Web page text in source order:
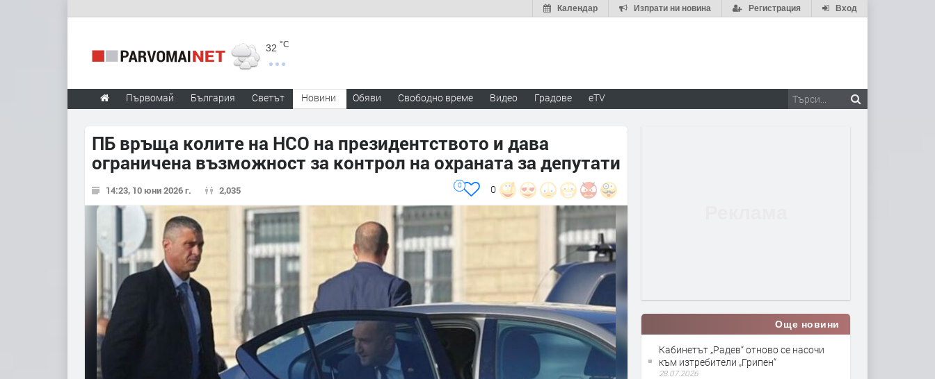
Вход
Регистрация
Изпрати ни новина
Календар
32 °C
Първомай България Светът Новини Обяви Свободно време Видео Градове eTV
ПБ връща колите на НСО на президентството и дава
ограничена възможност за контрол на охраната за депутати
14:23, 10 юни 2026 г. 2,035 0
0
Още новини
Кабинетът „Радев“ отново се насочи
към изтребители „Грипен“
28.07.2026